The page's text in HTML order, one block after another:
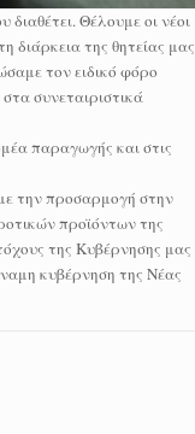
Θέλουμε οι νέοι
της θητείας μας
τον ειδικό φόρο
συνεταιριστικά
παραγωγής και στις
την προσαρμογή στην
προϊόντων της
της Κυβέρνησης μας
κυβέρνηση της Νέας